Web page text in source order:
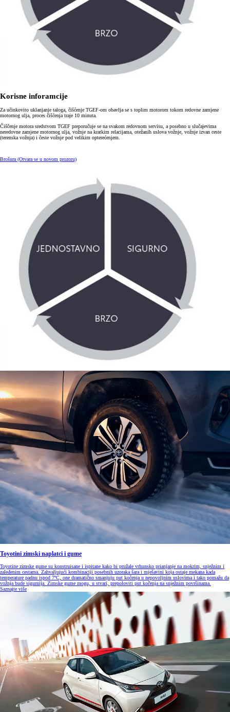
Korisne inforamcije
Za učinkovito uklanjanje taloga, čišćenje TGEF-om obavlja se s toplim motorom tokom redovne zamjene
motornog ulja, proces čišćenja traje 10 minuta.
Čiščenje motora sredstvom TGEF preporučuje se na svakom redovnom servisu, a posebno u slučajevima
neredovne zamjene motornog ulja, vožnje na kratkim relacijama, otežanih uslova vožnje, vožnje izvan ceste
(terenska vožnja) i česte vožnje pod velikim opterećenjem.
Brošura (Otvara se u novom prozoru)
Toyotini zimski naplatci i gume
Toyotine zimske gume su konstruisane i ispitane kako bi pružale vrhunsko prianjanje na mokrim, snježnim i
zaleđenim cestama. Zahvaljujući kombinaciji posebnih uzoraka šara i mješavini koja ostaje mekana kada
temperature padnu ispod 7ºC, one dramatično smanjuju put kočenja u nepovoljnim uslovima i tako pomažu da
vožnja bude sigurnija. Zimske gume mogu, u stvari, prepoloviti put kočenja na snježnim površinama.
Saznajte više